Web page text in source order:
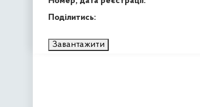
Поділитись:
Завантажити